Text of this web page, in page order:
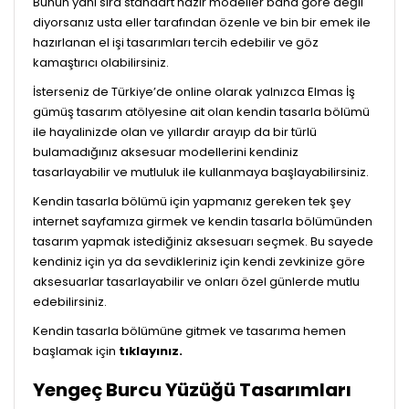
diyorsanız usta eller tarafından özenle ve bin bir emek ile
hazırlanan el işi tasarımları tercih edebilir ve göz
kamaştırıcı olabilirsiniz.
İsterseniz de Türkiye’de online olarak yalnızca Elmas İş
gümüş tasarım atölyesine ait olan kendin tasarla bölümü
ile hayalinizde olan ve yıllardır arayıp da bir türlü
bulamadığınız aksesuar modellerini kendiniz
tasarlayabilir ve mutluluk ile kullanmaya başlayabilirsiniz.
Kendin tasarla bölümü için yapmanız gereken tek şey
internet sayfamıza girmek ve kendin tasarla bölümünden
tasarım yapmak istediğiniz aksesuarı seçmek. Bu sayede
kendiniz için ya da sevdikleriniz için kendi zevkinize göre
aksesuarlar tasarlayabilir ve onları özel günlerde mutlu
edebilirsiniz.
Kendin tasarla bölümüne gitmek ve tasarıma hemen
başlamak için tıklayınız.
Yengeç Burcu Yüzüğü Tasarımları